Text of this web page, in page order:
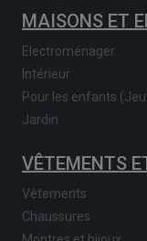
MAISONS ET
Electroménager
Intérieur
Pour les enfants
Jardin
VÊTEMENTS
Vêtements
Chaussures